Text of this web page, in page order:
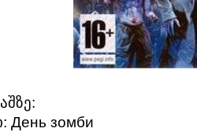
День зомби